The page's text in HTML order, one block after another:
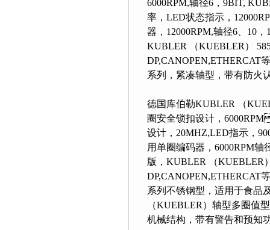
6000RPM,轴径6，9BIT,
率，LED状态指示，
器，12000RPM,轴径
KUBLER （KUEBLER）
DP,CANOPEN,ETHERCAT等现
系列，紧凑轴型，带有防火
德国库伯勒KUBLER （
圈安全锁扣设计，
设计，20MHZ,LED指示
用单圈编码器，
版，KUBLER （KUEBLER
DP,CANOPEN,ETHERCAT等
系列不锈钢型，适用于食品
（KUEBLER）轴型多圈
机械结构，带有警告和预知功